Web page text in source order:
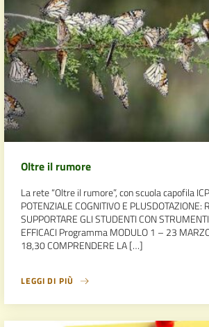
Oltre il rumore
La rete “Oltre il rumore”, con scuola capofila
POTENZIALE COGNITIVO E PLUSDOTAZIONE:
SUPPORTARE GLI STUDENTI CON
EFFICACI Programma MODULO 1 – 23
18,30 COMPRENDERE LA […]
LEGGI DI PIÙ